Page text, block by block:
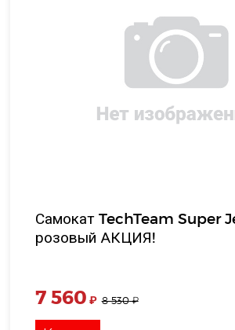
Самокат TechTeam Super
розовый АКЦИЯ!
7 560 ₽ 8 530₽